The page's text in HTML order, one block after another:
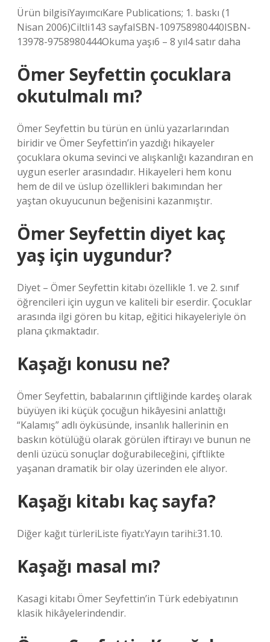
Ürün bilgisiYayımcı‎Kare Publications; 1. baskı (1
Nisan 2006)Ciltli‎143 sayfaISBN-10‎9758980440ISBN-
13‎978-9758980444Okuma yaşı‎6 – 8 yıl4 satır daha
Ömer Seyfettin çocuklara
okutulmalı mı?
Ömer Seyfettin bu türün en ünlü yazarlarından
biridir ve Ömer Seyfettin’in yazdığı hikayeler
çocuklara okuma sevinci ve alışkanlığı kazandıran en
uygun eserler arasındadır. Hikayeleri hem konu
hem de dil ve üslup özellikleri bakımından her
yaştan okuyucunun beğenisini kazanmıştır.
Ömer Seyfettin diyet kaç
yaş için uygundur?
Diyet – Ömer Seyfettin kitabı özellikle 1. ve 2. sınıf
öğrencileri için uygun ve kaliteli bir eserdir. Çocuklar
arasında ilgi gören bu kitap, eğitici hikayeleriyle ön
plana çıkmaktadır.
Kaşağı konusu ne?
Ömer Seyfettin, babalarının çiftliğinde kardeş olarak
büyüyen iki küçük çocuğun hikâyesini anlattığı
“Kalamış” adlı öyküsünde, insanlık hallerinin en
baskın kötülüğü olarak görülen iftirayı ve bunun ne
denli üzücü sonuçlar doğurabileceğini, çiftlikte
yaşanan dramatik bir olay üzerinden ele alıyor.
Kaşağı kitabı kaç sayfa?
Diğer kağıt türleriListe fiyatı:Yayın tarihi:31.10.
Kaşağı masal mı?
Kasagi kitabı Ömer Seyfettin’in Türk edebiyatının
klasik hikâyelerindendir.